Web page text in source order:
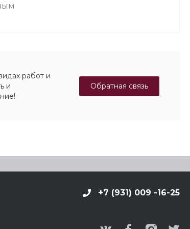
работ и
и
Обратная связь
+7 (931) 009 -16-25